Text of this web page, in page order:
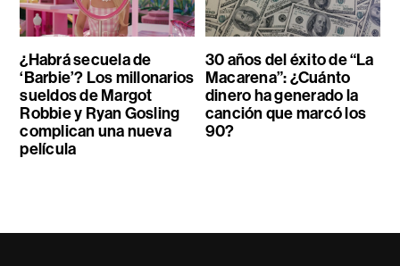
¿Habrá secuela de
‘Barbie’? Los millonarios
sueldos de Margot
Robbie y Ryan Gosling
complican una nueva
película
30 años del éxito de “La
Macarena”: ¿Cuánto
dinero ha generado la
canción que marcó los
90?